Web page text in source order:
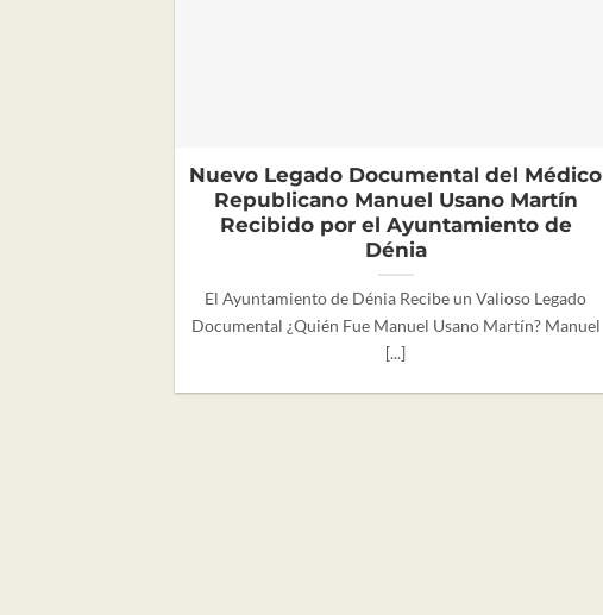
Nuevo Legado Documental del Médico
Republicano Manuel Usano Martín
Recibido por el Ayuntamiento de
Dénia
El Ayuntamiento de Dénia Recibe un Valioso Legado
Documental ¿Quién Fue Manuel Usano Martín? Manuel
[...]